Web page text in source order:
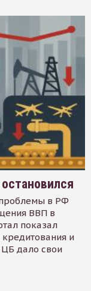
в РФ
ВВП в
показал
и
ЦБ дало свои